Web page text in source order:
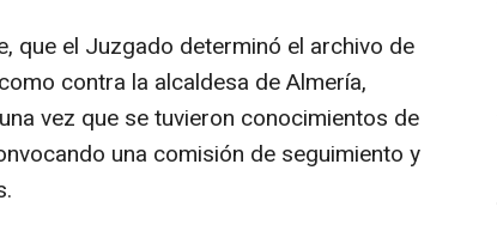
que el Juzgado determinó el archivo de
contra la alcaldesa de Almería,
vez que se tuvieron conocimientos de
una comisión de seguimiento y